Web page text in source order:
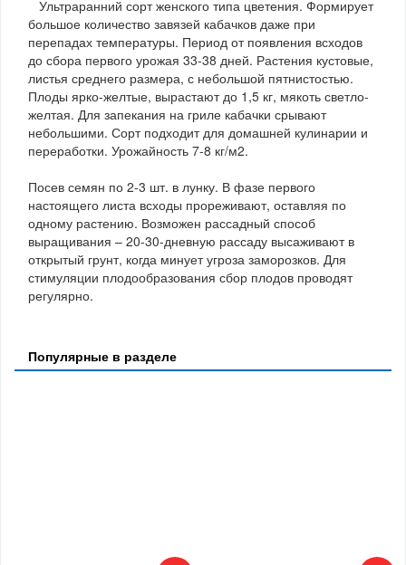
Ультраранний сорт женского типа цветения. Формирует
большое количество завязей кабачков даже при
перепадах температуры. Период от появления всходов
до сбора первого урожая 33-38 дней. Растения кустовые,
листья среднего размера, с небольшой пятнистостью.
Плоды ярко-желтые, вырастают до 1,5 кг, мякоть светло-
желтая. Для запекания на гриле кабачки срывают
небольшими. Сорт подходит для домашней кулинарии и
переработки. Урожайность 7-8 кг/м2.
Посев семян по 2-3 шт. в лунку. В фазе первого
настоящего листа всходы прореживают, оставляя по
одному растению. Возможен рассадный способ
выращивания – 20-30-дневную рассаду высаживают в
открытый грунт, когда минует угроза заморозков. Для
стимуляции плодообразования сбор плодов проводят
регулярно.
Популярные в разделе